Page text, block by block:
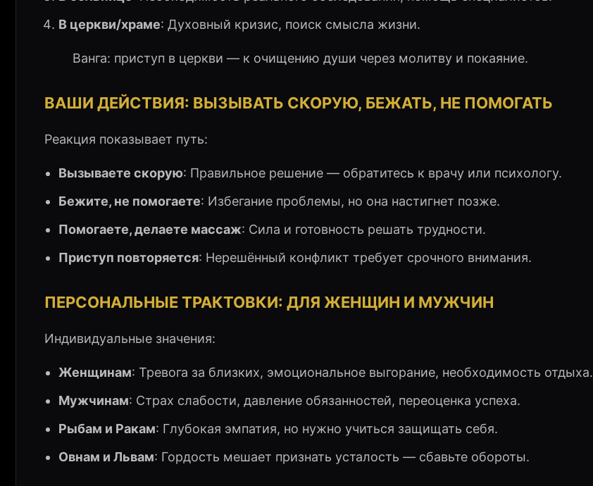
В церкви/храме: Духовный кризис, поиск смысла жизни.
Ванга: приступ в церкви — к очищению души через молитву и покаяние.
ВАШИ ДЕЙСТВИЯ: ВЫЗЫВАТЬ СКОРУЮ, БЕЖАТЬ, НЕ ПОМОГАТЬ
Реакция показывает путь:
Вызываете скорую: Правильное решение — обратитесь к врачу или психологу.
Бежите, не помогаете: Избегание проблемы, но она настигнет позже.
Помогаете, делаете массаж: Сила и готовность решать трудности.
Приступ повторяется: Нерешённый конфликт требует срочного внимания.
ПЕРСОНАЛЬНЫЕ ТРАКТОВКИ: ДЛЯ ЖЕНЩИН И МУЖЧИН
Индивидуальные значения:
Женщинам: Тревога за близких, эмоциональное выгорание, необходимость отдыха.
Мужчинам: Страх слабости, давление обязанностей, переоценка успеха.
Рыбам и Ракам: Глубокая эмпатия, но нужно учиться защищать себя.
Овнам и Львам: Гордость мешает признать усталость — сбавьте обороты.